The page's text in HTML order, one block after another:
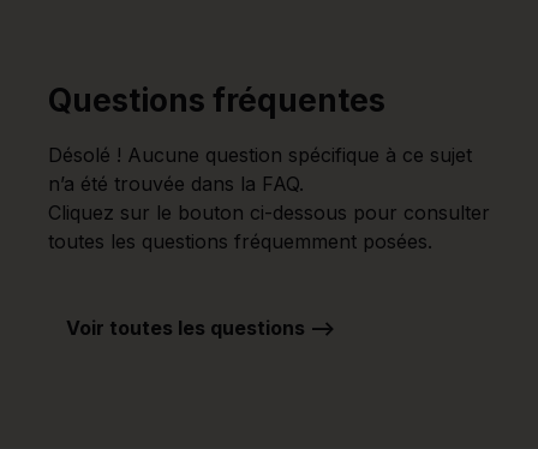
Questions fréquentes
Désolé ! Aucune question spécifique à ce sujet
n’a été trouvée dans la FAQ.
Cliquez sur le bouton ci-dessous pour consulter
toutes les questions fréquemment posées.
Voir toutes les questions -->